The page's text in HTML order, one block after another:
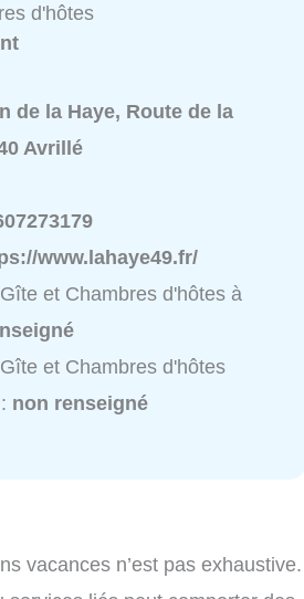
d'hôtes
de la Haye, Route de la
Avrillé
www.lahaye49.fr/
et Chambres d'hôtes à
et Chambres d'hôtes
non renseigné
vacances n’est pas exhaustive.